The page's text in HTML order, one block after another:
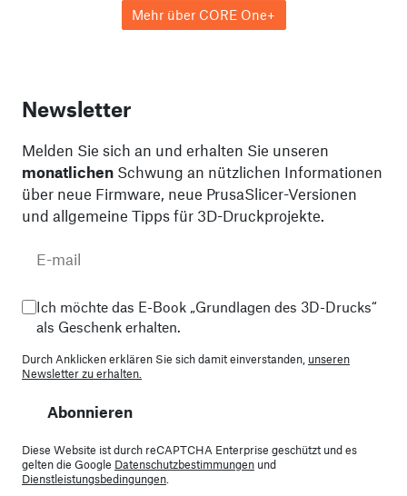
Mehr über CORE One+
Newsletter
Melden Sie sich an und erhalten Sie unseren
monatlichen Schwung an nützlichen Informationen
über neue Firmware, neue PrusaSlicer-Versionen
und allgemeine Tipps für 3D-Druckprojekte.
Ich möchte das E-Book „Grundlagen des 3D-Drucks“
als Geschenk erhalten.
Durch Anklicken erklären Sie sich damit einverstanden, unseren
Newsletter zu erhalten.
Abonnieren
Diese Website ist durch reCAPTCHA Enterprise geschützt und es
gelten die Google Datenschutzbestimmungen und
Dienstleistungsbedingungen.